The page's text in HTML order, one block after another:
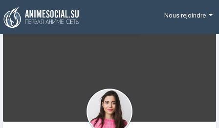
Funding
Nous rejoindre